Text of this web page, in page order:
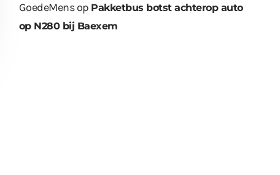
GoedeMensop Pakketbus botst achterop auto
op N280 bij Baexem